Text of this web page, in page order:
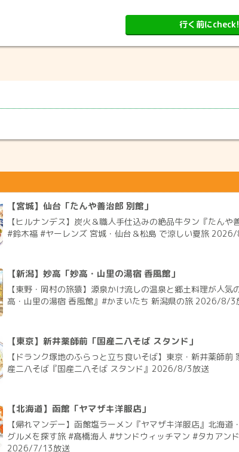
行く前にcheck!
【宮城】仙台「たんや善治郎 別館」
【ヒルナンデス】炭火＆職人手仕込みの絶品牛タン『たんや
#鈴木福 #ヤーレンズ 宮城・仙台＆松島 で涼しい夏旅
【新潟】妙高「妙高・山里の湯宿 香風館」
【東野・岡村の旅猿】源泉かけ流しの温泉と郷土料理が人気
高・山里の湯宿 香風館』#かまいたち 新潟県の旅 2026/8/3
【東京】新井薬師前「国産二八そば スタンド」
【ドランク塚地のふらっと立ち食いそば】東京・新井薬師前
産二八そば『国産二八そば スタンド』2026/8/3放送
【北海道】函館「ヤマザキ洋服店」
【帰れマンデー】函館塩ラーメン『ヤマザキ洋服店』北海道
グルメを探す旅 #髙橋海人 #サンドウィッチマン #タカアン
2026/7/13放送